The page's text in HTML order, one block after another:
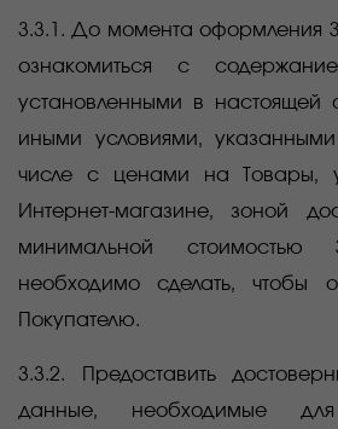
3.3.1. До момента оформления
ознакомиться с
установленными в настоящей
иными условиями,
числе с ценами на Товары,
Интернет-магазине, зоной
минимальной стоимостью
необходимо сделать, чтобы
Покупателю.
3.3.2. Предоставить
данные, необходимые для